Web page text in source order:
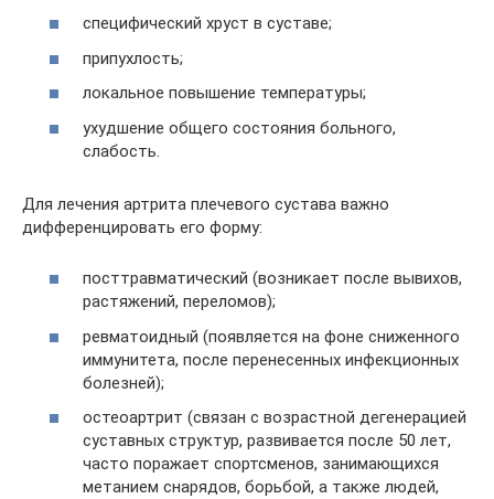
специфический хруст в суставе;
припухлость;
локальное повышение температуры;
ухудшение общего состояния больного,
слабость.
Для лечения артрита плечевого сустава важно
дифференцировать его форму:
посттравматический (возникает после вывихов,
растяжений, переломов);
ревматоидный (появляется на фоне сниженного
иммунитета, после перенесенных инфекционных
болезней);
остеоартрит (связан с возрастной дегенерацией
суставных структур, развивается после 50 лет,
часто поражает спортсменов, занимающихся
метанием снарядов, борьбой, а также людей,